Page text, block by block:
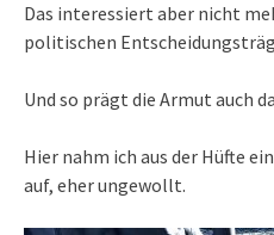
Das interessiert aber nicht
politischen
Und so prägt die Armut auch
Hier nahm ich aus der Hüfte
auf, eher ungewollt.